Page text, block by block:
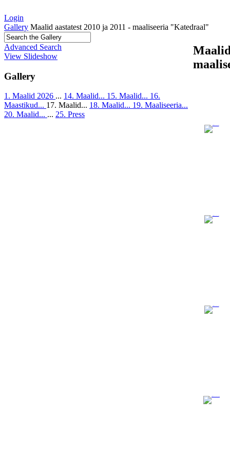
Login
Gallery Maalid aastatest 2010 ja 2011 - maaliseeria "Katedraal"
Advanced Search
View Slideshow
Gallery
1. Maalid 2026 ... 14. Maalid... 15. Maalid... 16.
Maastikud... 17. Maalid... 18. Maalid... 19. Maaliseeria...
20. Maalid... ... 25. Press